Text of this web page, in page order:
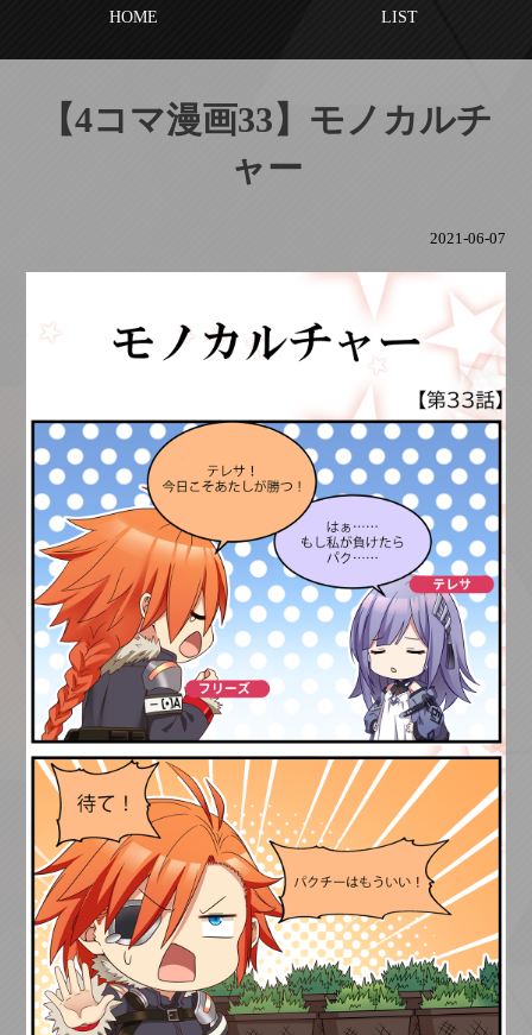
HOME LIST
【4コマ漫画33】モノカルチ
ャー
2021-06-07